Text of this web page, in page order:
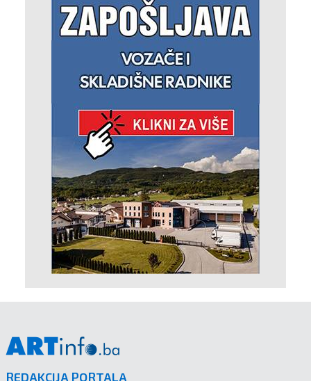
REDAKCIJA PORTALA